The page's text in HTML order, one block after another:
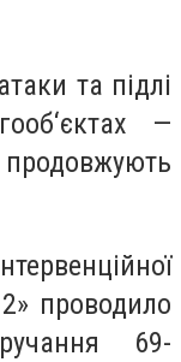
та підлі
—
проводило
69-